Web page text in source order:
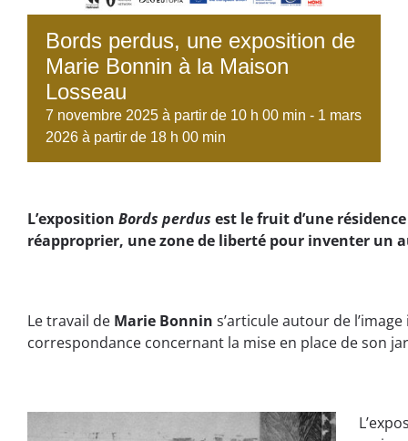
Bords perdus, une exposition de
Marie Bonnin à la Maison
Losseau
7 novembre 2025 à partir de 10 h 00 min - 1 mars
2026 à partir de 18 h 00 min
L’exposition Bords perdus est le fruit d’une
réapproprier, une zone de liberté pour inventer un
Le travail de Marie Bonnin s’articule autour de
correspondance concernant la mise en place de son